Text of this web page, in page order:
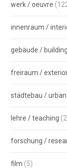
werk / oeuvre
innenraum /
gebäude / building
freiraum /
städtebau / urban
lehre / teaching
forschung /
film (5)